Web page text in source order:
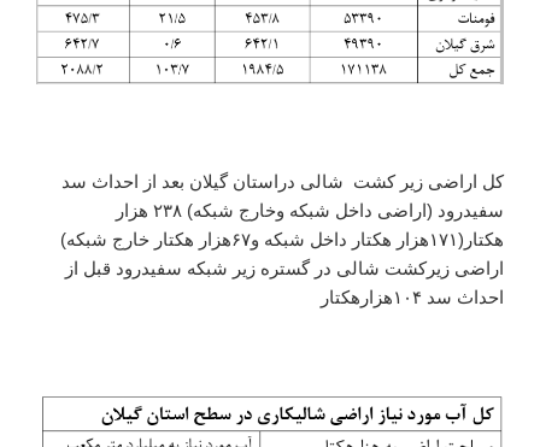
کل اراضی زیر کشت شالی دراستان گیلان بعد از احداث سد
سفیدرود (اراضی داخل شبکه وخارج شبکه) ۲۳۸ هزار
هکتار(۱۷۱هزار هکتار داخل شبکه و۶۷هزار هکتار خارج شبکه)
اراضی زیرکشت شالی در گستره زیر شبکه سفیدرود قبل از
احداث سد ۱۰۴هزارهکتار